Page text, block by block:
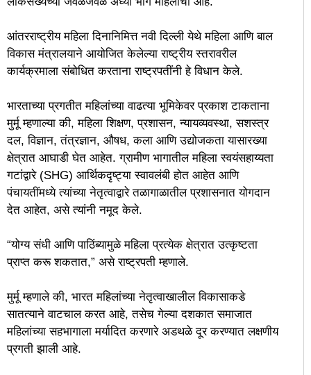
आंतरराष्ट्रीय महिला दिनानिमित्त नवी दिल्ली येथे महिला आणि बाल
विकास मंत्रालयाने आयोजित केलेल्या राष्ट्रीय स्तरावरील
कार्यक्रमाला संबोधित करताना राष्ट्रपतींनी हे विधान केले.
भारताच्या प्रगतीत महिलांच्या वाढत्या भूमिकेवर प्रकाश टाकताना
मुर्मू म्हणाल्या की, महिला शिक्षण, प्रशासन, न्यायव्यवस्था, सशस्त्र
दल, विज्ञान, तंत्रज्ञान, औषध, कला आणि उद्योजकता यासारख्या
क्षेत्रात आघाडी घेत आहेत. ग्रामीण भागातील महिला स्वयंसहाय्यता
गटांद्वारे (SHG) आर्थिकदृष्ट्या स्वावलंबी होत आहेत आणि
पंचायतींमध्ये त्यांच्या नेतृत्वाद्वारे तळागाळातील प्रशासनात योगदान
देत आहेत, असे त्यांनी नमूद केले.
“योग्य संधी आणि पाठिंब्यामुळे महिला प्रत्येक क्षेत्रात उत्कृष्टता
प्राप्त करू शकतात,” असे राष्ट्रपती म्हणाले.
मुर्मू म्हणाले की, भारत महिलांच्या नेतृत्वाखालील विकासाकडे
सातत्याने वाटचाल करत आहे, तसेच गेल्या दशकात समाजात
महिलांच्या सहभागाला मर्यादित करणारे अडथळे दूर करण्यात लक्षणीय
प्रगती झाली आहे.